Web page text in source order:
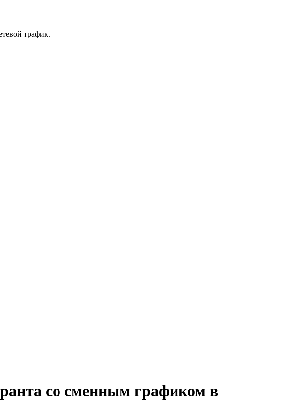
трафик.
со сменным графиком в